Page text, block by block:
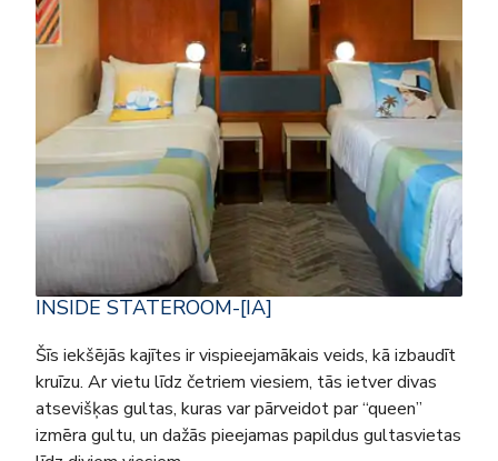
INSIDE STATEROOM-[IA]
Šīs iekšējās kajītes ir vispieejamākais veids, kā izbaudīt
kruīzu. Ar vietu līdz četriem viesiem, tās ietver divas
atsevišķas gultas, kuras var pārveidot par “queen”
izmēra gultu, un dažās pieejamas papildus gultasvietas